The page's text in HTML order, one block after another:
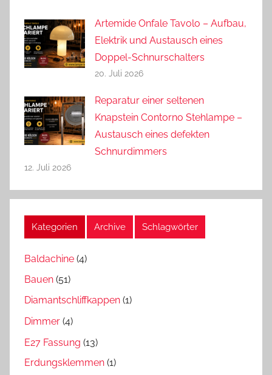
Artemide Onfale Tavolo – Aufbau,
Elektrik und Austausch eines
Doppel-Schnurschalters
20. Juli 2026
Reparatur einer seltenen
Knapstein Contorno Stehlampe –
Austausch eines defekten
Schnurdimmers
12. Juli 2026
Kategorien Archive Schlagwörter
Baldachine (4)
Bauen (51)
Diamantschliffkappen (1)
Dimmer (4)
E27 Fassung (13)
Erdungsklemmen (1)